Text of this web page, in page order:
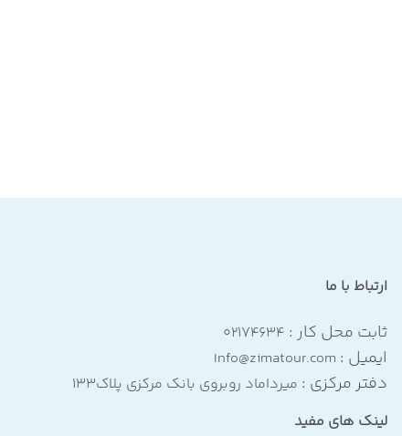
ارتباط با ما
ثابت محل کار : ۰۲۱۷۴۶۳۴
ایمیل : Info@zimatour.com
دفتر مرکزی : میرداماد روبروی بانک مرکزی پلاک۱۳۳
لینک های مفید